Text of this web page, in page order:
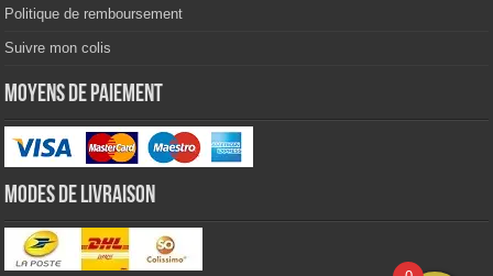
Politique de remboursement
Suivre mon colis
Moyens de paiement
Modes de livraison